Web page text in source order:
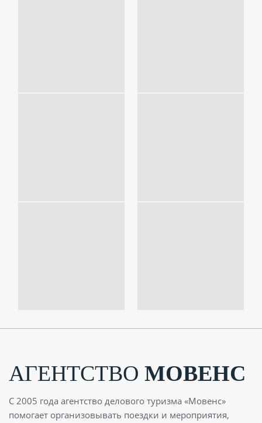
АГЕНТСТВО МОВЕНС
С 2005 года агентство делового туризма «Мовенс»
помогает организовывать поездки и мероприятия,